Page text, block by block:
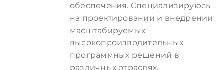
обеспечения. Специализируюсь
на проектировании и внедрении
масштабируемых
высокопроизводительных
программных решений в
различных отраслях.